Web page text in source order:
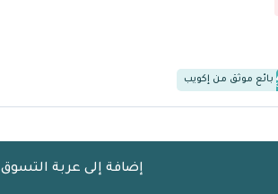
بائع موثق من إكويب
إضافة إلى عربة التسوق